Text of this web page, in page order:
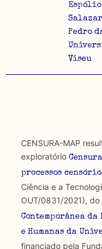
Pedro
Viseu
CENSURA-MAP
exploratório
processos
Ciência e a
OUT/0831/2021), do
Contemporânea
e Humanas da
financiado pela